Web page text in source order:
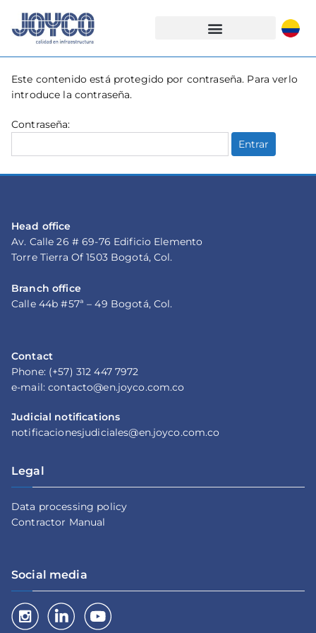
Este contenido está protegido por contraseña. Para verlo
introduce la contraseña.
Contraseña:
Head office
Av. Calle 26 # 69-76 Edificio Elemento
Torre Tierra Of 1503 Bogotá, Col.
Branch office
Calle 44b #57ª – 49 Bogotá, Col.
Contact
Phone: (+57) 312 447 7972
e-mail: contacto@en.joyco.com.co
Judicial notifications
notificacionesjudiciales@en.joyco.com.co
Legal
Data processing policy
Contractor Manual
Social media